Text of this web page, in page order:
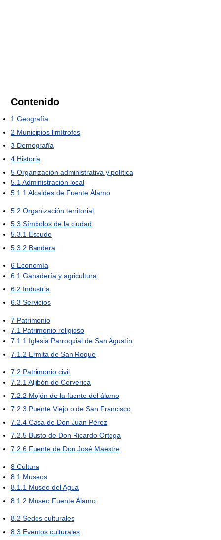
Contenido
1 Geografía
2 Municipios limítrofes
3 Demografía
4 Historia
5 Organización administrativa y política
5.1 Administración local
5.1.1 Alcaldes de Fuente Álamo
5.2 Organización territorial
5.3 Símbolos de la ciudad
5.3.1 Escudo
5.3.2 Bandera
6 Economía
6.1 Ganadería y agricultura
6.2 Industria
6.3 Servicios
7 Patrimonio
7.1 Patrimonio religioso
7.1.1 Iglesia Parroquial de San Agustín
7.1.2 Ermita de San Roque
7.2 Patrimonio civil
7.2.1 Aljibón de Corverica
7.2.2 Mojón de la fuente del álamo
7.2.3 Puente Viejo o de San Francisco
7.2.4 Casa de Don Juan Pérez
7.2.5 Busto de Don Ricardo Ortega
7.2.6 Fuente de Don José Maestre
8 Cultura
8.1 Museos
8.1.1 Museo del Agua
8.1.2 Museo Fuente Álamo
8.2 Sedes culturales
8.3 Eventos culturales